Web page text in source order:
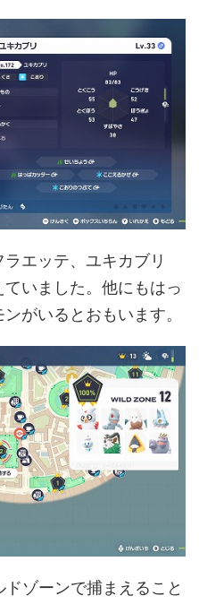
エッテ、ユキカブリ
いました。他にもはっ
がいるとおもいます。
ゾーンで捕まえること